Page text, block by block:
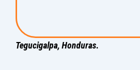
Tegucigalpa, Honduras.